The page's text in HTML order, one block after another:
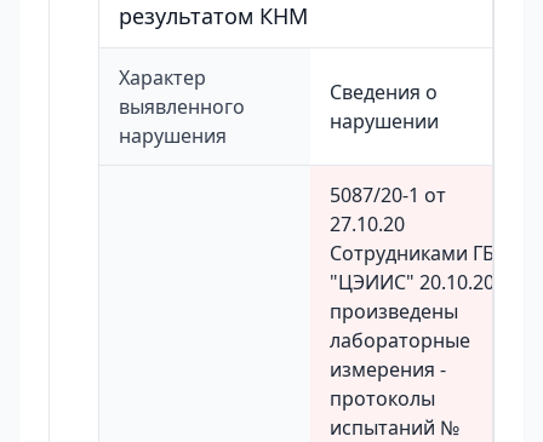
результатом КНМ
Характер
выявленного
нарушения
Сведения о
нарушении
5087/20-1 от
27.10.20
Сотрудниками ГБУ
"ЦЭИИС" 20.10.2020
произведены
лабораторные
измерения -
протоколы
испытаний №